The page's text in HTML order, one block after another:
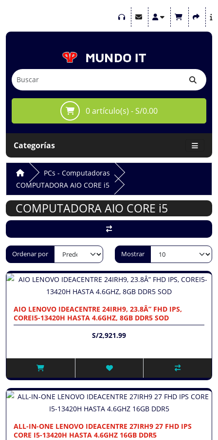
0 artículo(s) - S/0.00
Categorías
PCs - Computadoras
COMPUTADORA AIO CORE i5
COMPUTADORA AIO CORE i5
Ordenar por Mostrar
AIO LENOVO IDEACENTRE 24IRH9, 23.8Â” FHD IPS,
COREI5-13420H HASTA 4.6GHZ, 8GB DDR5 SOD
S/2,921.99
ALL-IN-ONE LENOVO IDEACENTRE 27IRH9 27 FHD IPS
CORE I5-13420H HASTA 4.6GHZ 16GB DDR5